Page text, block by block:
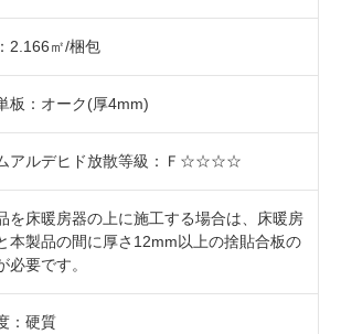
2.166㎡/梱包
板：オーク(厚4mm)
アルデヒド放散等級：Ｆ☆☆☆☆
を床暖房器の上に施工する場合は、床暖房
本製品の間に厚さ12mm以上の捨貼合板の
必要です。
：硬質